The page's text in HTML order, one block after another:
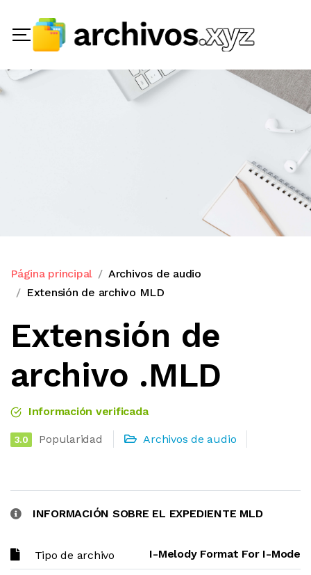
Página principal
Archivos de audio
Extensión de archivo MLD
Extensión de
archivo .MLD
Información verificada
3.0 Popularidad Archivos de audio
INFORMACIÓN SOBRE EL EXPEDIENTE MLD
Tipo de archivo I-Melody Format For I-Mode